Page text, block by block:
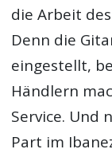
die Arbeit
Denn die
eingestellt,
Händlern
Service. Und
Part im